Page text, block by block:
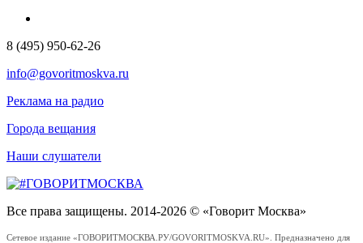
8 (495) 950-62-26
info@govoritmoskva.ru
Реклама на радио
Города вещания
Наши слушатели
Все права защищены. 2014-2026 © «Говорит Москва»
Сетевое издание «ГОВОРИТМОСКВА.РУ/GOVORITMOSKVA.RU». Предназначено для